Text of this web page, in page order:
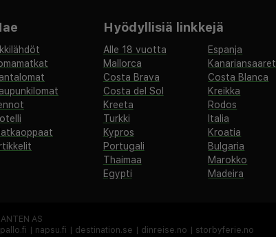
Hyödyllisiä linkkejä
Alle 18 vuotta
Espanja
Mallorca
Kanariansaaret
Costa Brava
Costa Blanca
Costa del Sol
Kreikka
Kreeta
Rodos
Turkki
Italia
Kypros
Kroatia
Portugali
Bulgaria
Thaimaa
Marokko
Egypti
Madeira
AS
napsu.fi destination.se dinreise.no storbyferie.no